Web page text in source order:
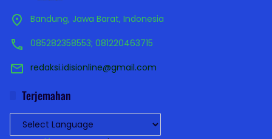
Bandung, Jawa Barat, Indonesia
085282358553; 081220463715
redaksi.idisionline@gmail.com
Terjemahan